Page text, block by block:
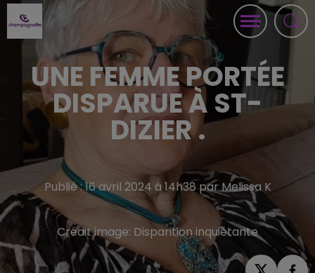
UNE FEMME PORTÉE
DISPARUE À ST-
DIZIER .
Publié : 16 avril 2024 à 14h38 par Melissa K
Crédit image: Disparition inquiétante